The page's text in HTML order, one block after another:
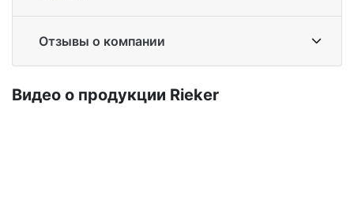
Отзывы о компании
Ви­део о про­дук­ции Ri­eker